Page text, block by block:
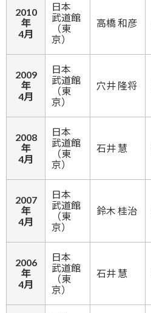
2010
年
4月
日本
武道館
（東
京）
高橋 和彦
2009
年
4月
日本
武道館
（東
京）
穴井 隆将
2008
年
4月
日本
武道館
（東
京）
石井 慧
2007
年
4月
日本
武道館
（東
京）
鈴木 桂治
2006
年
4月
日本
武道館
（東
京）
石井 慧